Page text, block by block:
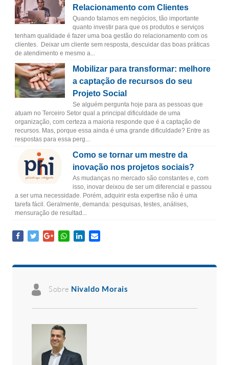
Relacionamento com Clientes
Quando falamos em negócios, tão importante
quanto investir para que os produtos e serviços
tenham qualidade é fazer uma boa gestão do relacionamento com os
clientes. Deixar um cliente sem resposta, descuidar das boas práticas
de atendimento e mesmo a...
Mobilizar para transformar: melhore
a captação de recursos do seu
Projeto Social
Se alguém pergunta hoje para as pessoas que
atuam no Terceiro Setor qual a principal dificuldade de uma
organização, com certeza a maioria responde que é a captação de
recursos. Mas, porque essa ainda é uma grande dificuldade? Entre as
respostas para essa perg...
Como se tornar um mestre da
inovação nos projetos sociais?
As mudanças no mercado são constantes e, com
isso, inovar deixou de ser um diferencial e passou
a ser uma necessidade. Porém, adquirir esta expertise não é uma
tarefa fácil. Geralmente, demanda: pesquisas, testes, análises,
mensuração de resultad...
Sobre Nivaldo Morais